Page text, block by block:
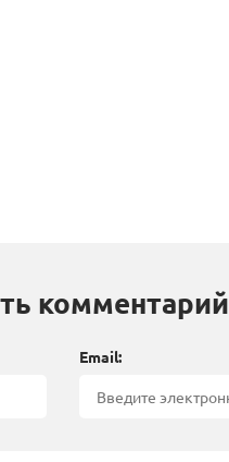
комментарий
Email: